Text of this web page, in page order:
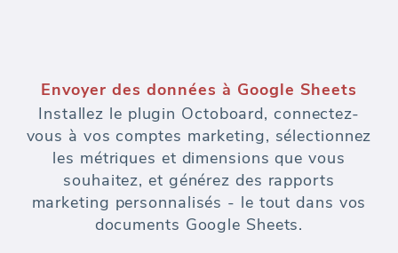
Envoyer des données à Google Sheets
Installez le plugin Octoboard, connectez-
vous à vos comptes marketing, sélectionnez
les métriques et dimensions que vous
souhaitez, et générez des rapports
marketing personnalisés - le tout dans vos
documents Google Sheets.